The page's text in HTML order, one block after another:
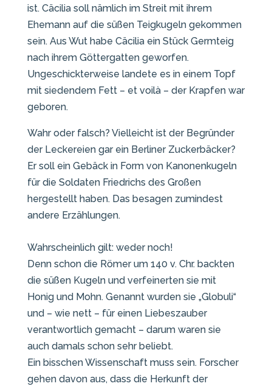
ist. Cäcilia soll nämlich im Streit mit ihrem
Ehemann auf die süßen Teigkugeln gekommen
sein. Aus Wut habe Cäcilia ein Stück Germteig
nach ihrem Göttergatten geworfen.
Ungeschickterweise landete es in einem Topf
mit siedendem Fett – et voilà – der Krapfen war
geboren.
Wahr oder falsch? Vielleicht ist der Begründer
der Leckereien gar ein Berliner Zuckerbäcker?
Er soll ein Gebäck in Form von Kanonenkugeln
für die Soldaten Friedrichs des Großen
hergestellt haben. Das besagen zumindest
andere Erzählungen.
Wahrscheinlich gilt: weder noch!
Denn schon die Römer um 140 v. Chr. backten
die süßen Kugeln und verfeinerten sie mit
Honig und Mohn. Genannt wurden sie „Globuli“
und – wie nett – für einen Liebeszauber
verantwortlich gemacht – darum waren sie
auch damals schon sehr beliebt.
Ein bisschen Wissenschaft muss sein. Forscher
gehen davon aus, dass die Herkunft der